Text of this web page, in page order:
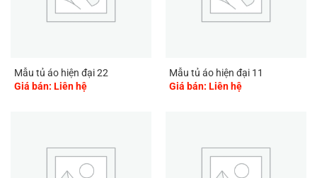
Mẫu tủ áo hiện đại 22
Giá bán: Liên hệ
Mẫu tủ áo hiện đại 11
Giá bán: Liên hệ